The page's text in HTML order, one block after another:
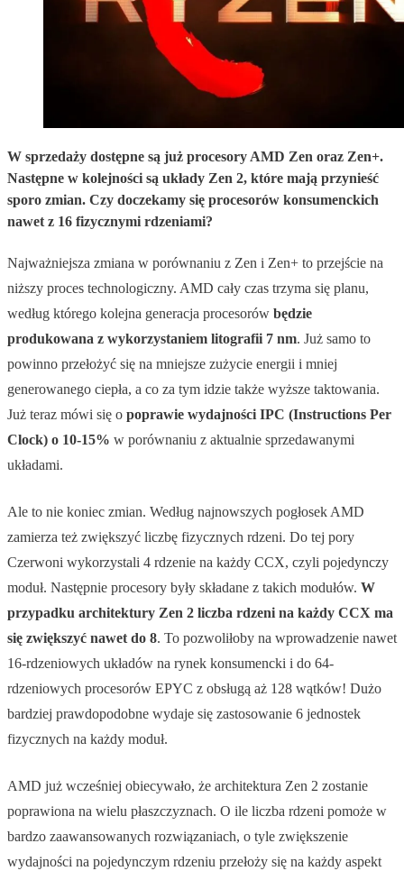
W sprzedaży dostępne są już procesory AMD Zen oraz Zen+.
Następne w kolejności są układy Zen 2, które mają przynieść
sporo zmian. Czy doczekamy się procesorów konsumenckich
nawet z 16 fizycznymi rdzeniami?
Najważniejsza zmiana w porównaniu z Zen i Zen+ to przejście na
niższy proces technologiczny. AMD cały czas trzyma się planu,
według którego kolejna generacja procesorów będzie
produkowana z wykorzystaniem litografii 7 nm. Już samo to
powinno przełożyć się na mniejsze zużycie energii i mniej
generowanego ciepła, a co za tym idzie także wyższe taktowania.
Już teraz mówi się o poprawie wydajności IPC (Instructions Per
Clock) o 10-15% w porównaniu z aktualnie sprzedawanymi
układami.
Ale to nie koniec zmian. Według najnowszych pogłosek AMD
zamierza też zwiększyć liczbę fizycznych rdzeni. Do tej pory
Czerwoni wykorzystali 4 rdzenie na każdy CCX, czyli pojedynczy
moduł. Następnie procesory były składane z takich modułów. W
przypadku architektury Zen 2 liczba rdzeni na każdy CCX ma
się zwiększyć nawet do 8. To pozwoliłoby na wprowadzenie nawet
16-rdzeniowych układów na rynek konsumencki i do 64-
rdzeniowych procesorów EPYC z obsługą aż 128 wątków! Dużo
bardziej prawdopodobne wydaje się zastosowanie 6 jednostek
fizycznych na każdy moduł.
AMD już wcześniej obiecywało, że architektura Zen 2 zostanie
poprawiona na wielu płaszczyznach. O ile liczba rdzeni pomoże w
bardzo zaawansowanych rozwiązaniach, o tyle zwiększenie
wydajności na pojedynczym rdzeniu przełoży się na każdy aspekt